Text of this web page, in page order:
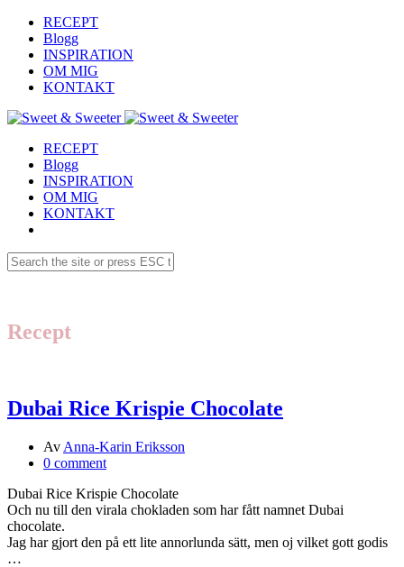
RECEPT
Blogg
INSPIRATION
OM MIG
KONTAKT
RECEPT
Blogg
INSPIRATION
OM MIG
KONTAKT
Recept
Dubai Rice Krispie Chocolate
Av Anna-Karin Eriksson
0 comment
Dubai Rice Krispie Chocolate
Och nu till den virala chokladen som har fått namnet Dubai
chocolate.
Jag har gjort den på ett lite annorlunda sätt, men oj vilket gott godis
…